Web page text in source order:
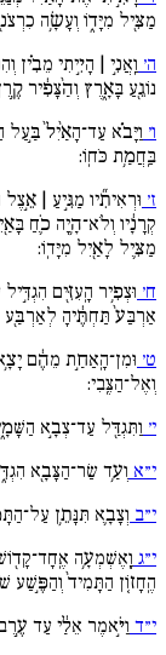
מַצִּ֖יל מִיָּד֑וֹ וְעָשָׂ֥ה
ה׳ וַֽאֲנִ֣י | הָיִ֣יתִי מֵבִ֗ין
נוֹגֵ֖עַ בָּאָ֑רֶץ וְהַ֨צָּפִ֔יר
ו׳ וַיָּבֹ֗א עַד־הָאַ֙יִל֙ בַּ֣עַל
בַּֽחֲמַ֥ת כֹּחֽוֹ:
ז׳ וּרְאִיתִ֞יו מַגִּ֣יעַ |
קְרָנָ֔יו וְלֹא־הָ֥יָה כֹ֛חַ
מַצִּ֛יל לָאַ֖יִל מִיָּדֽוֹ:
ח׳ וּצְפִ֥יר הָֽעִזִּ֖ים
אַרְבַּע֙ תַּחְתֶּ֔יהָ לְאַרְבַּ֖ע
ט׳ וּמִן־הָֽאַחַ֣ת מֵהֶ֔ם
וְאֶל־הַצֶּֽבִי:
י׳ וַתִּגְדַּ֖ל עַד־צְבָ֣א
י״א וְעַ֥ד שַׂר־הַצָּבָ֖א
י״ב וְצָבָ֛א תִּנָּתֵ֥ן
י״ג וָֽאֶשְׁמְעָ֥ה
הֶֽחָז֚וֹן הַתָּמִיד֙
י״ד וַיֹּ֣אמֶר אֵלַ֔י עַד